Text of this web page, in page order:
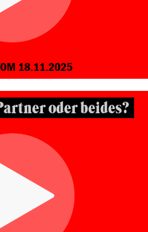
18.11.2025
oder beides?